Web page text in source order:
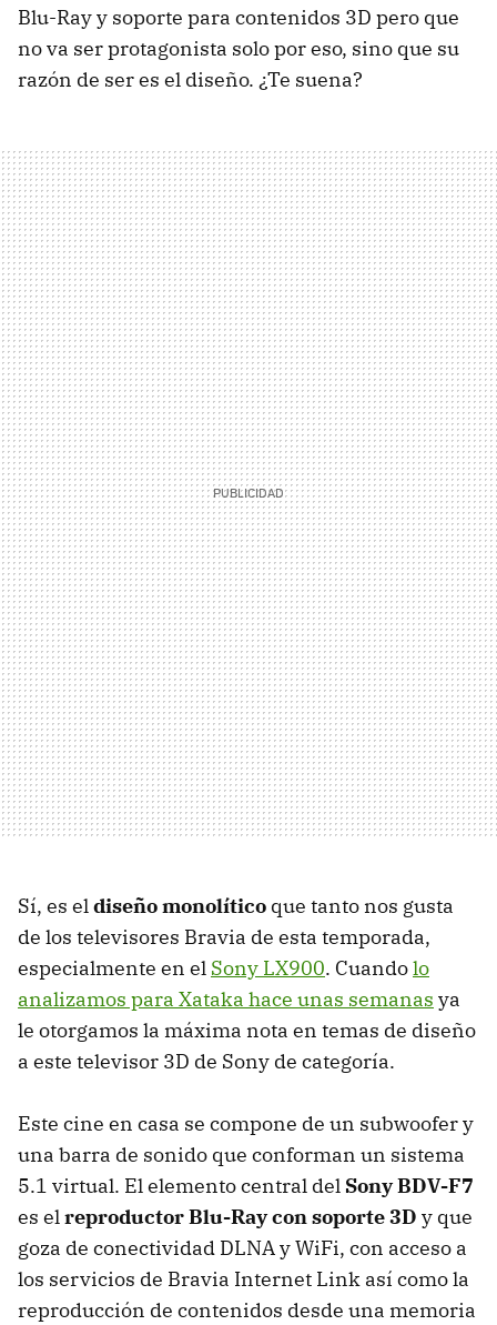
Blu-Ray y soporte para contenidos 3D pero que
no va ser protagonista solo por eso, sino que su
razón de ser es el diseño. ¿Te suena?
Sí, es el diseño monolítico que tanto nos gusta
de los televisores Bravia de esta temporada,
especialmente en el Sony LX900. Cuandolo
analizamos para Xataka hace unas semanas ya
le otorgamos la máxima nota en temas de diseño
a este televisor 3D de Sony de categoría.
Este cine en casa se compone de un subwoofer y
una barra de sonido que conforman un sistema
5.1 virtual. El elemento central del Sony BDV-F7
es el reproductor Blu-Ray con soporte 3D y que
goza de conectividad DLNA y WiFi, con acceso a
los servicios de Bravia Internet Link así como la
reproducción de contenidos desde una memoria